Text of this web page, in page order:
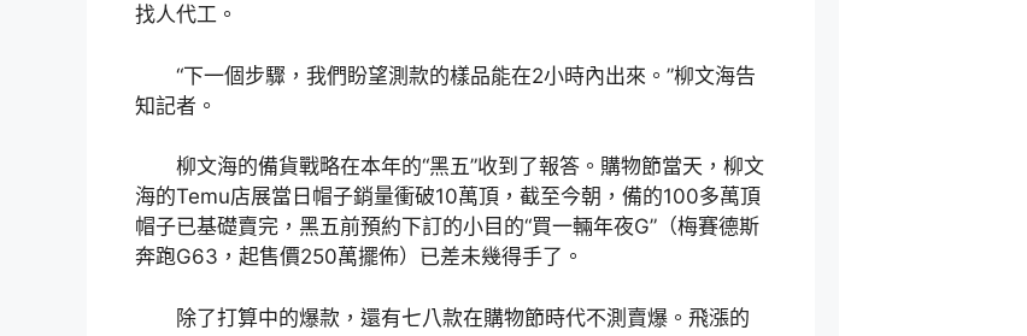
找人代工。
“下一個步驟，我們盼望測款的樣品能在2小時內出來。”柳文海告
知記者。
柳文海的備貨戰略在本年的“黑五”收到了報答。購物節當天，柳文
海的Temu店展當日帽子銷量衝破10萬頂，截至今朝，備的100多萬頂
帽子已基礎賣完，黑五前預約下訂的小目的“買一輛年夜G”（梅賽德斯
奔跑G63，起售價250萬擺佈）已差未幾得手了。
除了打算中的爆款，還有七八款在購物節時代不測賣爆。飛漲的